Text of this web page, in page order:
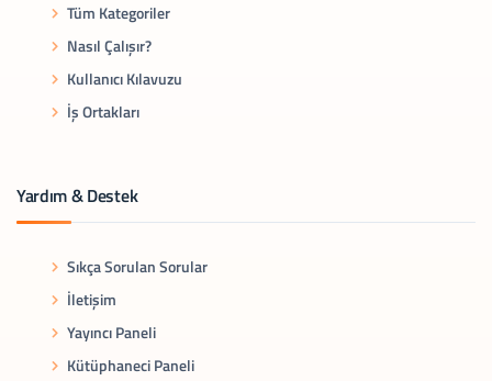
Tüm Kategoriler
Nasıl Çalışır?
Kullanıcı Kılavuzu
İş Ortakları
Yardım & Destek
Sıkça Sorulan Sorular
İletişim
Yayıncı Paneli
Kütüphaneci Paneli